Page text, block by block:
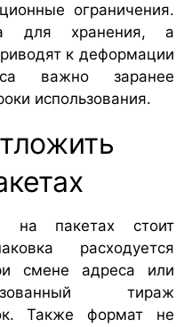
ограничения.
для хранения, а
к деформации
важно заранее
использования.
на пакетах стоит
расходуется
смене адреса или
тираж
Также формат не